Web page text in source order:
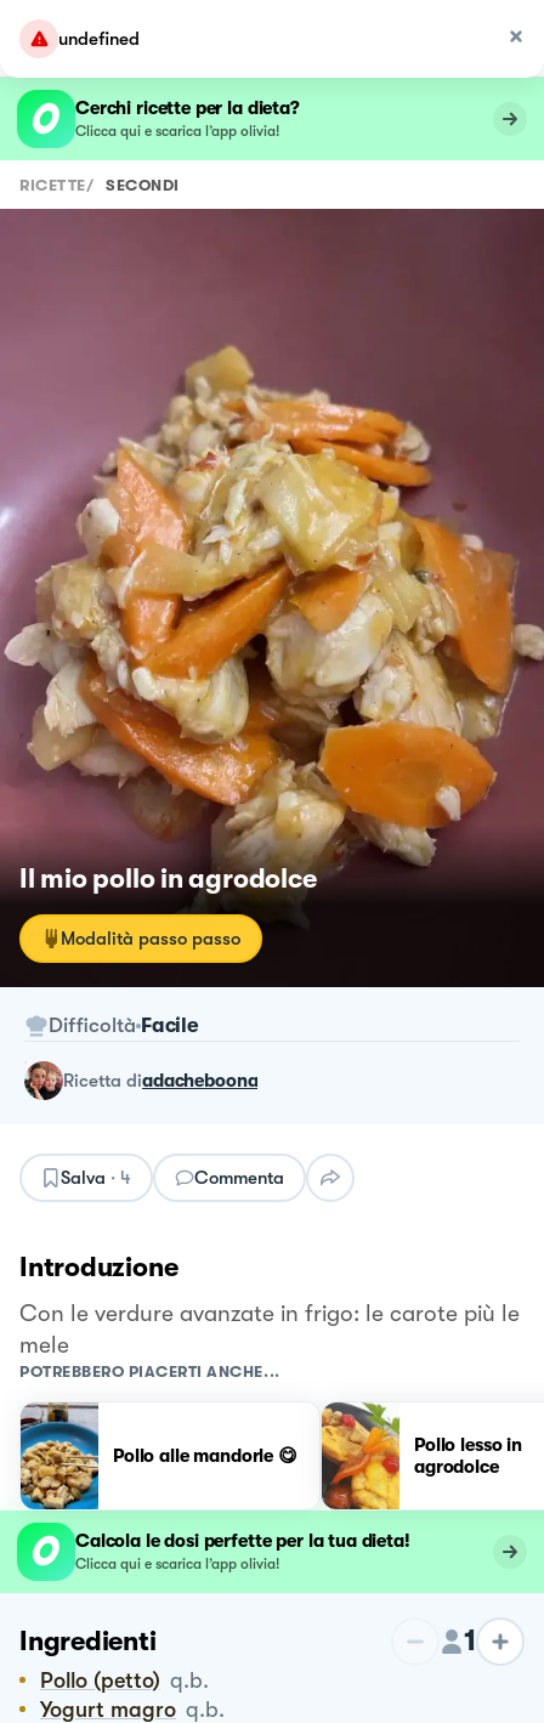
undefined
Cerchi ricette per la dieta?
Clicca qui e scarica l’app olivia!
RICETTE/ SECONDI
Il mio pollo in agrodolce
Modalità passo passo
Difficoltà Facile
ricetta diadacheboona
Salva · 4 Commenta
Introduzione
Con le verdure avanzate in frigo: le carote più le
mele
POTREBBERO PIACERTI ANCHE...
Pollo alle mandorle 😋
Pollo lesso in
agrodolce
Calcola le dosi perfette per la tua dieta!
Clicca qui e scarica l’app olivia!
Ingredienti 1
Pollo (petto) q.b.
Yogurt magro q.b.